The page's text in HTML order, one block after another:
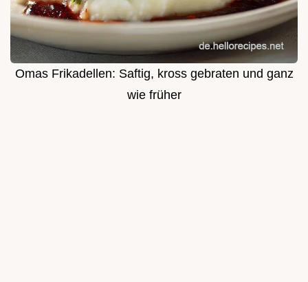
Omas Frikadellen: Saftig, kross gebraten und ganz
wie früher